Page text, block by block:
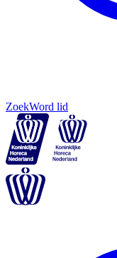
ZoekWord lid